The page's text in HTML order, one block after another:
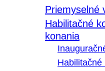
Priemyselné
Habilitačné
konania
Habilitačné